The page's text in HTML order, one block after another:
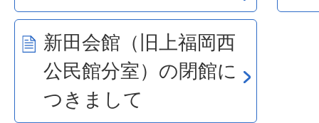
新田会館（旧上福岡西
公民館分室）の閉館に
つきまして